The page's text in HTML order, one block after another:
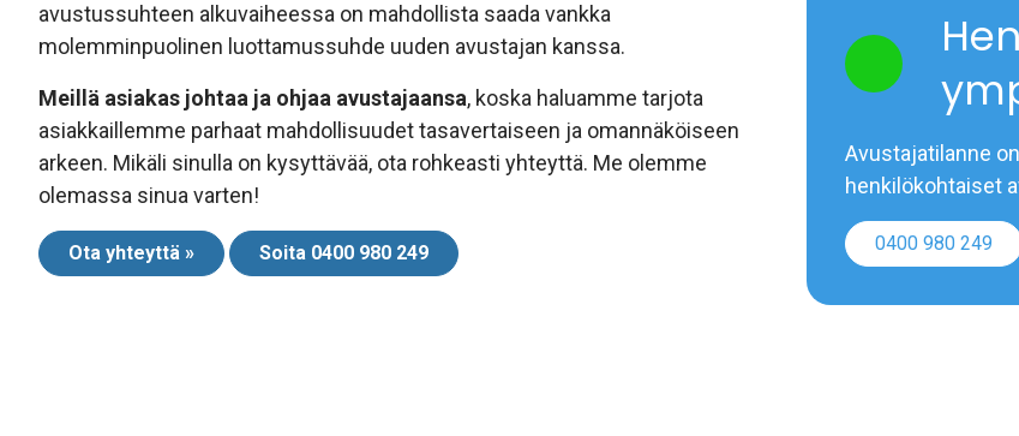
Avustajatilanne
henkilökohtaiset
0400 980 249
avustussuhteen alkuvaiheessa on mahdollista saada vankka
molemminpuolinen luottamussuhde uuden avustajan kanssa.
Meillä asiakas johtaa ja ohjaa avustajaansa, koska haluamme tarjota
asiakkaillemme parhaat mahdollisuudet tasavertaiseen ja omannäköiseen
arkeen. Mikäli sinulla on kysyttävää, ota rohkeasti yhteyttä. Me olemme
olemassa sinua varten!
Ota yhteyttä » Soita 0400 980 249